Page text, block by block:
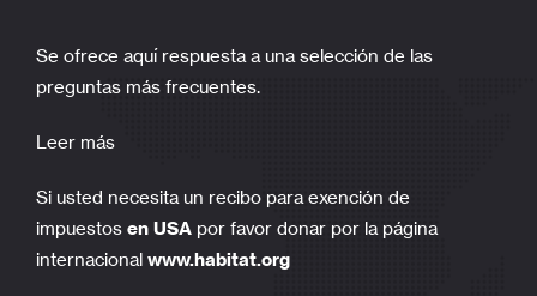
Se ofrece aquí respuesta a una selección de las
preguntas más frecuentes.
Leer más
Si usted necesita un recibo para exención de
impuestos en USA por favor donar por la página
internacional www.habitat.org